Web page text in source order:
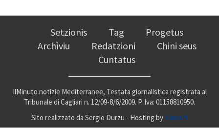
Setzionis Tag
Progetus
Archìviu
Redatzioni
Chini seus
Cuntatus
IlMinuto notizie Mediterranee, Testata giornalistica registrata al
Tribunale di Cagliari n. 12/09-8/6/2009. P. Iva: 01158810950.
Sito realizzato da Sergio Durzu - Hosting by Kimsufi